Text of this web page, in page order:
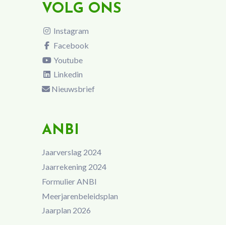
VOLG ONS
Instagram
Facebook
Youtube
Linkedin
Nieuwsbrief
ANBI
Jaarverslag 2024
Jaarrekening 2024
Formulier ANBI
Meerjarenbeleidsplan
Jaarplan 2026